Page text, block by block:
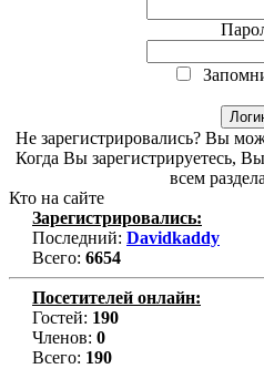
Не зарегистрировались? Вы
Когда Вы зарегистрируетесь,
всем
Кто на сайте
Зарегистрировались:
Последний: Davidkaddy
Всего: 6654
Посетителей онлайн:
Гостей: 190
Членов: 0
Всего: 190